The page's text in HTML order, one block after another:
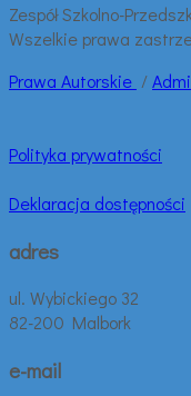
Zespół Szkolno-
Wszelkie prawa
Prawa Autorskie /
Polityka prywatności
Deklaracja dostępności
adres
ul. Wybickiego 32
82-200 Malbork
e-mail